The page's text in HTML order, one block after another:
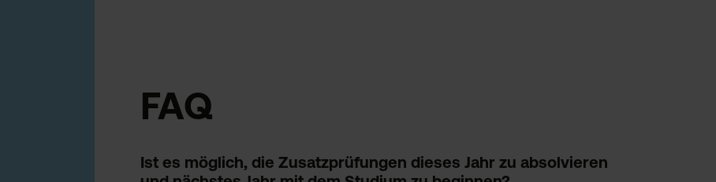
FAQ
Ist es möglich, die Zusatzprüfungen dieses Jahr zu absolvieren